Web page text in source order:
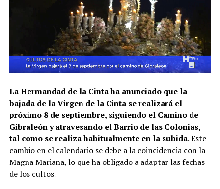
La Hermandad de la Cinta ha anunciado que la
bajada de la Virgen de la Cinta se realizará el
próximo 8 de septiembre, siguiendo el Camino de
Gibraleón y atravesando el Barrio de las Colonias,
tal como se realiza habitualmente en la subida. Este
cambio en el calendario se debe a la coincidencia con la
Magna Mariana, lo que ha obligado a adaptar las fechas
de los cultos.